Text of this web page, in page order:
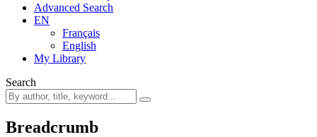
Advanced Search
EN
Français
English
My Library
Search
Breadcrumb